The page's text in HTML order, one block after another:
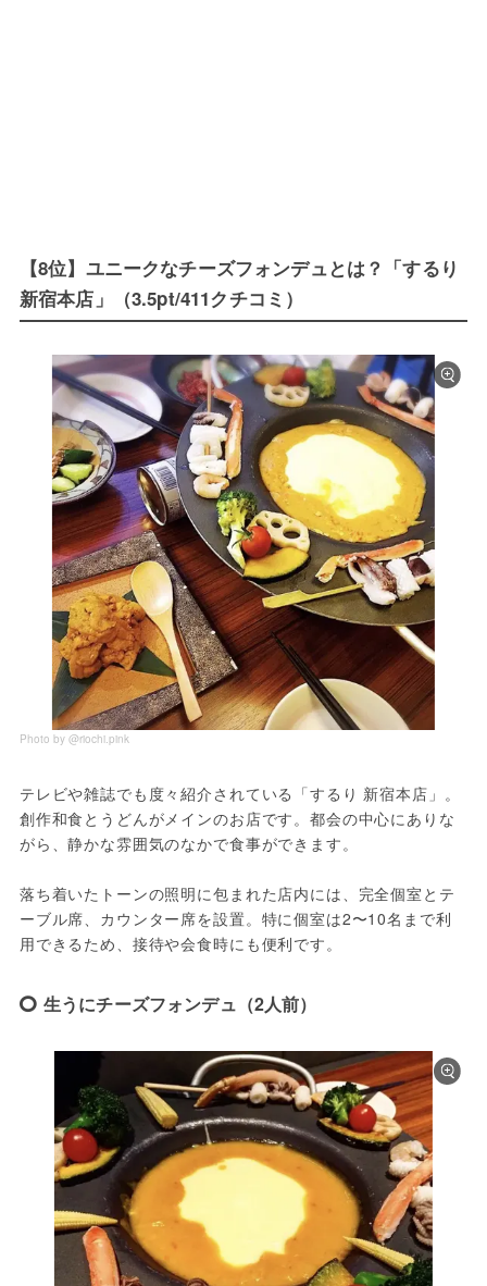
【8位】ユニークなチーズフォンデュとは？「するり
新宿本店」（3.5pt/411クチコミ）
Photo by @riochi.pink
テレビや雑誌でも度々紹介されている「するり 新宿本店」。
創作和食とうどんがメインのお店です。都会の中心にありな
がら、静かな雰囲気のなかで食事ができます。
落ち着いたトーンの照明に包まれた店内には、完全個室とテ
ーブル席、カウンター席を設置。特に個室は2〜10名まで利
用できるため、接待や会食時にも便利です。
生うにチーズフォンデュ（2人前）